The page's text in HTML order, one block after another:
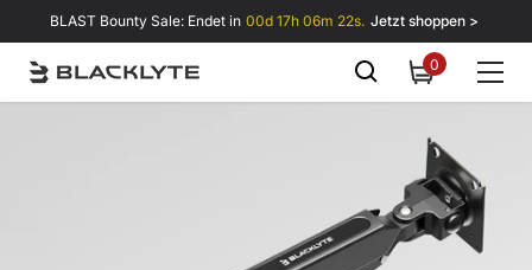
Zum Inhalt springen
BLAST Bounty Sale: Endet in 00d 17h 06m 21s. Jetzt shoppen >
00